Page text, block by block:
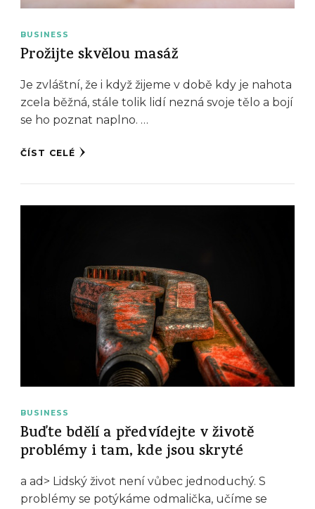
BUSINESS
Prožijte skvělou masáž
Je zvláštní, že i když žijeme v době kdy je nahota
zcela běžná, stále tolik lidí nezná svoje tělo a bojí
se ho poznat naplno. …
ČÍST CELÉ
BUSINESS
Buďte bdělí a předvídejte v životě
problémy i tam, kde jsou skryté
a ad> Lidský život není vůbec jednoduchý. S
problémy se potýkáme odmalička, učíme se